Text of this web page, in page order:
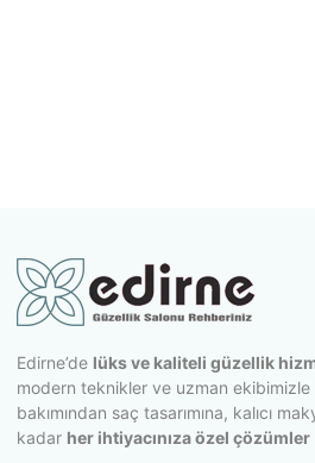
Edirne’de lüks ve kaliteli güzellik
modern teknikler ve uzman
bakımından saç tasarımına, kalıcı
kadar her ihtiyacınıza özel çözümler